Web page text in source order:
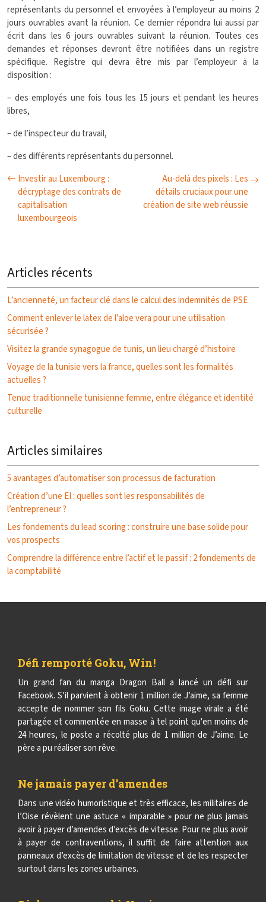
représentants du personnel et envoyées à l’employeur au moins 2
jours ouvrables avant la réunion. Ce dernier répondra lui aussi par
écrit dans les 6 jours ouvrables suivant la réunion. Toutes ces
demandes et réponses devront être notifiées dans un registre
spécifique. Registre qui devra être mis par l’employeur à la
disposition :
– des employés une fois tous les 15 jours et pendant les heures
libres,
– de l’inspecteur du travail,
– des différents représentants du personnel.
Investir au Luxembourg :
décryptage des contrats de
capitalisation
luxembourgeois
Au-delà des pixels : Les
détails cruciaux pour une
création de site web réussie
Articles récents
L’ancienneté, un facteur clé dans le calcul des indemnités de PSE
Comment enlever le latex de l’aloe vera pour une utilisation
sécurisée ?
Visitez la grande synagogue de tunis, un lieu chargé d’histoire
Voyage de la tunisie vers la france, quelles sont les formalités
actuelles ?
Tenue traditionnelle tunisienne femme, entre élégance et identité
culturelle
Articles similaires
5 avantages d’automatiser son processus de facturation
Création d’une EI : quelles sont les responsabilités de
l’entrepreneur ?
Les fondements du lead scoring : construire une base solide pour
vos prospects
Comprendre la différence entre l’actif et le passif : 2 fondements de
la comptabilité
Défi remporté Goku, Win !
Un grand fan du manga Dragon Ball a lancé un défi sur
Facebook. S’il parvient à obtenir 1 million de J’aime, sa femme
accepte de nommer son fils Goku. Cette image virale a été
partagée et commentée en masse à tel point qu'en moins de
24 heures, le poste a récolté plus de 1 million de J’aime. Le
père a pu réaliser son rêve.
Ne jamais payer d’amendes
Dans une vidéo humoristique et très efficace, les militaires de
l’Oise révèlent une astuce « imparable » pour ne plus jamais
avoir à payer d’amendes d’excès de vitesse. Pour ne plus avoir
à payer de contraventions, il suffit de faire attention aux
panneaux d’excès de limitation de vitesse et de les respecter
surtout dans les zones urbaines.